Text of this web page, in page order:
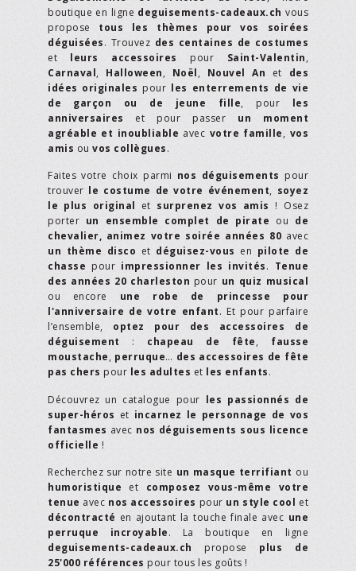
boutique en ligne deguisements-cadeaux.ch vous
propose tous les thèmes pour vos soirées
déguisées. Trouvez des centaines de costumes
et leurs accessoires pour Saint-Valentin,
Carnaval, Halloween, Noël, Nouvel An et des
idées originales pour les enterrements de vie
de garçon ou de jeune fille, pour les
anniversaires et pour passer un moment
agréable et inoubliable avec votre famille, vos
amis ou vos collègues.
Faites votre choix parmi nos déguisements pour
trouver le costume de votre événement, soyez
le plus original et surprenez vos amis ! Osez
porter un ensemble complet de pirate ou de
chevalier, animez votre soirée années 80 avec
un thème disco et déguisez-vous en pilote de
chasse pour impressionner les invités. Tenue
des années 20 charleston pour un quiz musical
ou encore une robe de princesse pour
l'anniversaire de votre enfant. Et pour parfaire
l’ensemble, optez pour des accessoires de
déguisement : chapeau de fête, fausse
moustache, perruque… des accessoires de fête
pas chers pour les adultes et les enfants.
Découvrez un catalogue pour les passionnés de
super-héros et incarnez le personnage de vos
fantasmes avec nos déguisements sous licence
officielle !
Recherchez sur notre site un masque terrifiant ou
humoristique et composez vous-même votre
tenue avec nos accessoires pour un style cool et
décontracté en ajoutant la touche finale avec une
perruque incroyable. La boutique en ligne
deguisements-cadeaux.ch propose plus de
25'000 références pour tous les goûts !